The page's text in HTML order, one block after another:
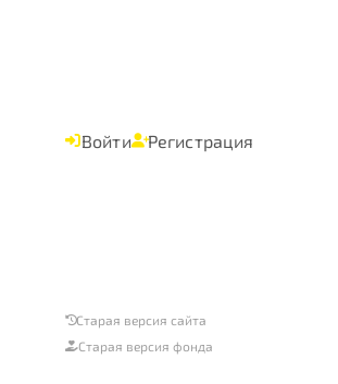
Войти Регистрация
Старая версия сайта
Старая версия фонда